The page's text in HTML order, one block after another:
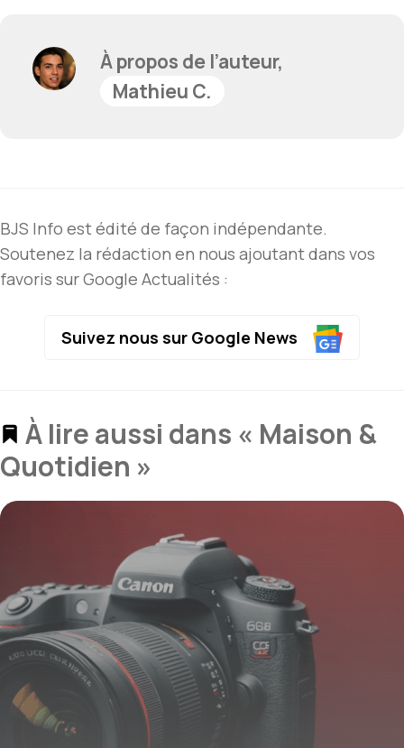
À propos de l’auteur,
Mathieu C.
BJS Info est édité de façon indépendante.
Soutenez la rédaction en nous ajoutant dans vos
favoris sur Google Actualités :
Suivez nous sur Google News
À lire aussi dans « Maison &
Quotidien »